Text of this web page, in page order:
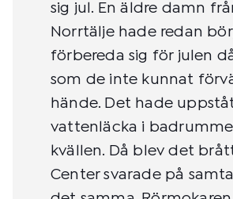
sig jul. En äldre damn
Norrtälje hade redan
förbereda sig för julen
som de inte kunnat
hände. Det hade
vattenläcka i
kvällen. Då blev det
Center svarade på